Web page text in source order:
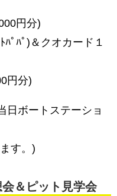
円分)
ﾊﾟﾊﾟ)＆クオカード１
円分)
ボートステーショ
す。)
＆ピット見学会